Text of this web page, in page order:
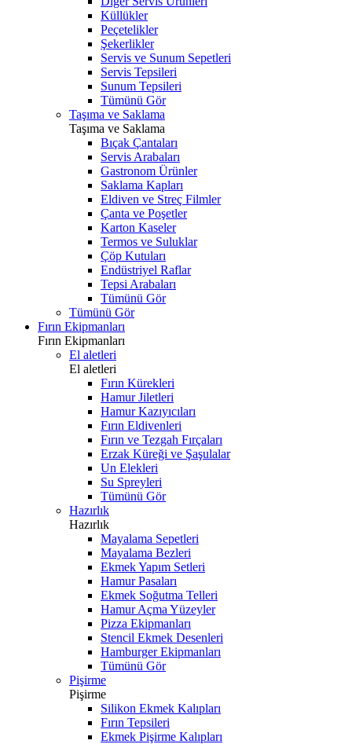
Küllükler
Peçetelikler
Şekerlikler
Servis ve Sunum Sepetleri
Servis Tepsileri
Sunum Tepsileri
Tümünü Gör
Taşıma ve Saklama
Taşıma ve Saklama
Bıçak Çantaları
Servis Arabaları
Gastronom Ürünler
Saklama Kapları
Eldiven ve Streç Filmler
Çanta ve Poşetler
Karton Kaseler
Termos ve Suluklar
Çöp Kutuları
Endüstriyel Raflar
Tepsi Arabaları
Tümünü Gör
Tümünü Gör
Fırın Ekipmanları
Fırın Ekipmanları
El aletleri
El aletleri
Fırın Kürekleri
Hamur Jiletleri
Hamur Kazıyıcıları
Fırın Eldivenleri
Fırın ve Tezgah Fırçaları
Erzak Küreği ve Şaşulalar
Un Elekleri
Su Spreyleri
Tümünü Gör
Hazırlık
Hazırlık
Mayalama Sepetleri
Mayalama Bezleri
Ekmek Yapım Setleri
Hamur Pasaları
Ekmek Soğutma Telleri
Hamur Açma Yüzeyler
Pizza Ekipmanları
Stencil Ekmek Desenleri
Hamburger Ekipmanları
Tümünü Gör
Pişirme
Pişirme
Silikon Ekmek Kalıpları
Fırın Tepsileri
Ekmek Pişirme Kalıpları